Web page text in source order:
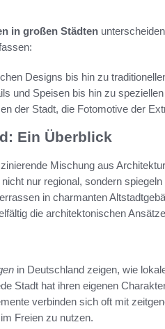
in großen Städten
Designs bis hin zu
und Speisen bis hin zu
der Stadt, die Fotomotive der
Ein Überblick
Mischung aus
nur regional, sondern spiegeln
in charmanten
die architektonischen
in Deutschland zeigen, wie
Stadt hat ihren eigenen
verbinden sich oft mit
Freien zu nutzen.